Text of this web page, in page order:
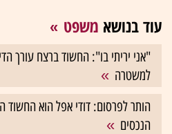
עוד בנושא משפט
"אני יריתי בו": החשוד ברצח עורך
למשטרה
הותר לפרסום: דודי אפל הוא
הנכסים